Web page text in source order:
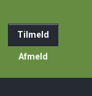
Tilmeld
Afmeld